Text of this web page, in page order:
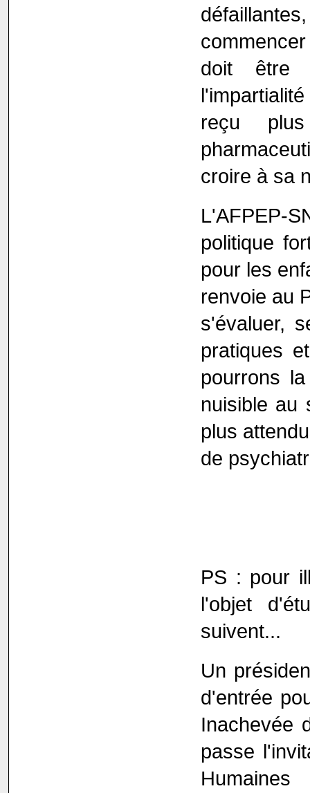
doit être
reçu
croire à sa
politique
pour les
renvoie au
s'évaluer,
pratiques
pourrons
nuisible au
plus
de
PS : pour
l'objet
suivent...
Un
d'entrée
Inachevée
passe